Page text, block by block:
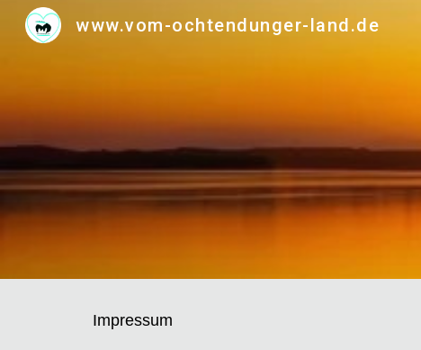
www.vom-ochtendunger-land.de
Impressum